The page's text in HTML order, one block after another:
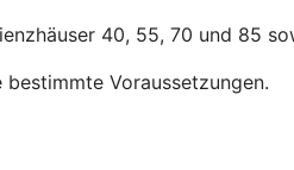
40, 55, 70 und 85
Voraussetzungen.